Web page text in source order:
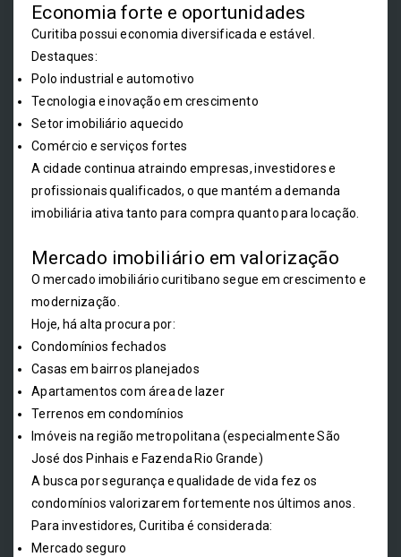
Economia forte e oportunidades
Curitiba possui economia diversificada e estável.
Destaques:
Polo industrial e automotivo
Tecnologia e inovação em crescimento
Setor imobiliário aquecido
Comércio e serviços fortes
A cidade continua atraindo empresas, investidores e
profissionais qualificados, o que mantém a demanda
imobiliária ativa tanto para compra quanto para locação.
Mercado imobiliário em valorização
O mercado imobiliário curitibano segue em crescimento e
modernização.
Hoje, há alta procura por:
Condomínios fechados
Casas em bairros planejados
Apartamentos com área de lazer
Terrenos em condomínios
Imóveis na região metropolitana (especialmente São
José dos Pinhais e Fazenda Rio Grande)
A busca por segurança e qualidade de vida fez os
condomínios valorizarem fortemente nos últimos anos.
Para investidores, Curitiba é considerada:
Mercado seguro